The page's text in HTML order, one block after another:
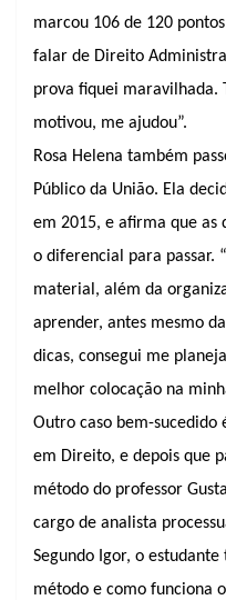
marcou 106 de 120
falar de Direito
prova fiquei maravilhada.
motivou, me ajudou”.
Rosa Helena também
Público da União. Ela
em 2015, e afirma que as
o diferencial para passar.
material, além da
aprender, antes mesmo
dicas, consegui me
melhor colocação na
Outro caso bem-sucedido
em Direito, e depois que
método do professor
cargo de analista
Segundo Igor, o
método e como funciona